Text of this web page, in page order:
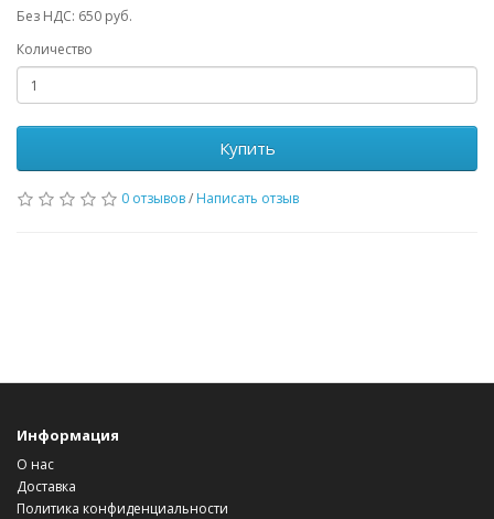
Без НДС: 650 руб.
Количество
Купить
0 отзывов/ Написать отзыв
Информация
О нас
Доставка
Политика конфиденциальности